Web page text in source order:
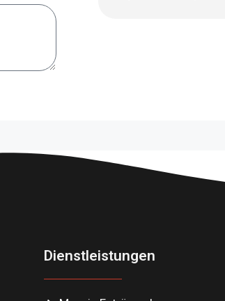
Dienstleistungen